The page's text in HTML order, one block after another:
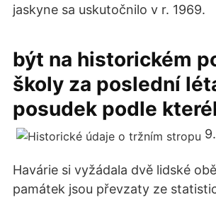
jaskyne sa uskutočnilo v r. 1969.
být na historickém
školy za poslední
posudek podle
Havárie si vyžádala dvě lidské
památek jsou převzaty ze